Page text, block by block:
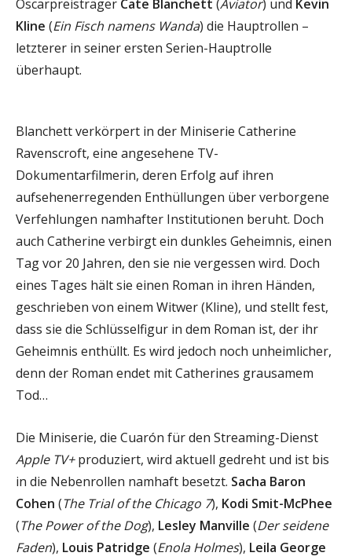
Oscarpreisträger Cate Blanchett (Aviator) und Kevin
Kline (Ein Fisch namens Wanda) die Hauptrollen –
letzterer in seiner ersten Serien-Hauptrolle
überhaupt.
Blanchett verkörpert in der Miniserie Catherine
Ravenscroft, eine angesehene TV-
Dokumentarfilmerin, deren Erfolg auf ihren
aufsehenerregenden Enthüllungen über verborgene
Verfehlungen namhafter Institutionen beruht. Doch
auch Catherine verbirgt ein dunkles Geheimnis, einen
Tag vor 20 Jahren, den sie nie vergessen wird. Doch
eines Tages hält sie einen Roman in ihren Händen,
geschrieben von einem Witwer (Kline), und stellt fest,
dass sie die Schlüsselfigur in dem Roman ist, der ihr
Geheimnis enthüllt. Es wird jedoch noch unheimlicher,
denn der Roman endet mit Catherines grausamem
Tod…
Die Miniserie, die Cuarón für den Streaming-Dienst
Apple TV+produziert, wird aktuell gedreht und ist bis
in die Nebenrollen namhaft besetzt. Sacha Baron
Cohen (The Trial of the Chicago 7), Kodi Smit-McPhee
(The Power of the Dog), Lesley Manville (Der seidene
Faden), Louis Patridge (Enola Holmes), Leila George